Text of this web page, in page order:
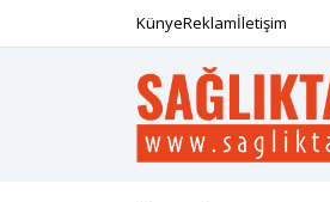
KünyeReklamİletişim